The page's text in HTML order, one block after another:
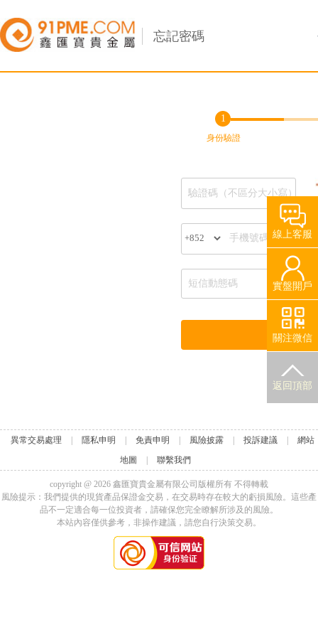
忘記密碼
線上客服
實盤開戶
關注微信
返回頂部
1
身份驗證
異常交易處理 隱私申明 免責申明 風險披露 投訴建議
網站
地圖
聯繫我們
copyright @ 2026 鑫匯寶貴金屬有限公司版權所有 不得轉載
風險提示：我們提供的現貨產品保證金交易，在交易時存在較大的虧損風險。這些產
品不一定適合每一位投資者，請確保您完全瞭解所涉及的風險。
本站內容僅供參考，非操作建議，請您自行決策交易。